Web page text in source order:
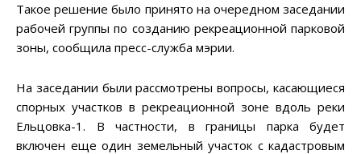
Такое решение было принято на очередном заседании
рабочей группы по созданию рекреационной парковой
зоны, сообщила пресс-служба мэрии.
На заседании были рассмотрены вопросы, касающиеся
спорных участков в рекреационной зоне вдоль реки
Ельцовка-1. В частности, в границы парка будет
включен еще один земельный участок с кадастровым